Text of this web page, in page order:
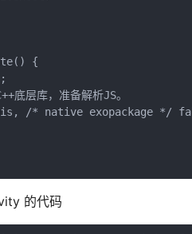
{
底层库，准备解析JS。
/* native exopackage */
的代码